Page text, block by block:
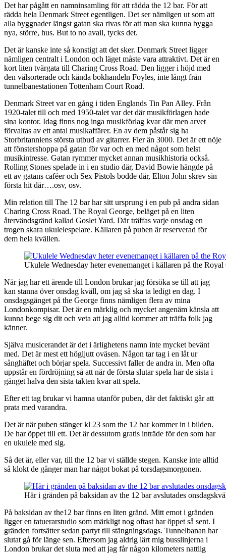
Det har pågått en namninsamling för att rädda the 12 bar. För att
rädda hela Denmark Street egentligen. Det ser nämligen ut som att
alla byggnader längst gatan ska rivas för att man ska kunna bygga
nya, större, hus. But to no avail, tycks det.
Det är kanske inte så konstigt att det sker. Denmark Street ligger
nämligen centralt i London och läget måste vara attraktivt. Det är en
kort liten tvärgata till Charing Cross Road. Den ligger i höjd med
den välsorterade och kända bokhandeln Foyles, inte långt från
tunnelbanestationen Tottenham Court Road.
Denmark Street var en gång i tiden Englands Tin Pan Alley. Från
1920-talet till och med 1950-talet var det där musikförlagen hade
sina kontor. Idag finns nog inga musikförlag kvar där men arvet
förvaltas av ett antal musikaffärer. En av dem påstår sig ha
Storbritanniens största utbud av gitarrer. Fler än 3000. Det är ett nöje
att fönstershoppa på gatan för var och en med något som helst
musikintresse. Gatan rymmer mycket annan musikhistoria också.
Rolling Stones spelade in i en studio där, David Bowie hängde på
ett av gatans caféer och Sex Pistols bodde där, Elton John skrev sin
första hit där….osv, osv.
Min relation till The 12 bar har sitt ursprung i en pub på andra sidan
Charing Cross Road. The Royal George, beläget på en liten
återvändsgränd kallad Goslet Yard. Där träffas varje onsdag en
trogen skara ukulelespelare. Källaren på puben är reserverad för
dem hela kvällen.
Ukulele Wednesday heter evenemanget i källaren på the Royal
När jag har ett ärende till London brukar jag försöka se till att jag
kan stanna över onsdag kväll, om jag så ska ta ledigt en dag. I
onsdagsgänget på the George finns nämligen flera av mina
Londonkompisar. Det är en märklig och mycket angenäm känsla att
kunna bege sig dit och veta att jag alltid kommer att träffa folk jag
känner.
Själva musicerandet är det i ärlighetens namn inte mycket bevänt
med. Det är mest ett högljutt oväsen. Någon tar tag i en låt ur
sånghäftet och börjar spela. Successivt faller de andra in. Men ofta
uppstår en fördröjning så att när de första slutar spela har de sista i
gänget halva den sista takten kvar att spela.
Efter ett tag brukar vi hamna utanför puben, där det faktiskt går att
prata med varandra.
Det är när puben stänger kl 23 som the 12 bar kommer in i bilden.
De har öppet till ett. Det är dessutom gratis inträde för den som har
en ukulele med sig.
Så det är, eller var, till the 12 bar vi ställde stegen. Kanske inte alltid
så klokt de gånger man har något bokat på torsdagsmorgonen.
Här i gränden på baksidan av the 12 bar avslutades
På baksidan av the12 bar finns en liten gränd. Mitt emot i gränden
ligger en tatuerarstudio som märkligt nog oftast har öppet så sent. I
gränden fortsätter sedan partyt till stängningsdags. Tunnelbanan har
slutat gå för länge sen. Eftersom jag aldrig lärt mig busslinjerna i
London brukar det sluta med att jag får någon kilometers nattlig